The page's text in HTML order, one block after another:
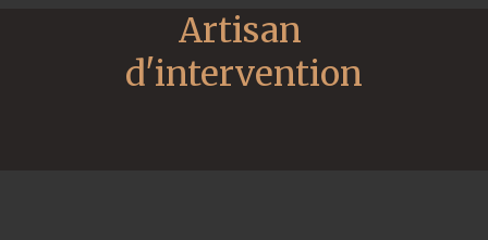
Artisan
d'intervention